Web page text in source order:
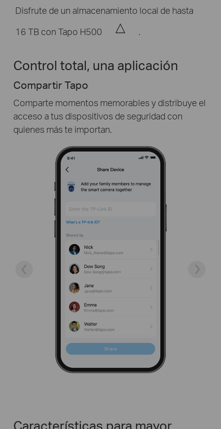
Disfrute de un almacenamiento local de hasta
16 TB con Tapo H500
△
Control total, una aplicación
Compartir Tapo
Comparte momentos memorables y distribuye el
acceso a tus dispositivos de seguridad con
quienes más te importan.
Características para mayor